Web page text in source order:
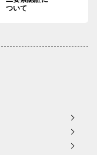
ついて